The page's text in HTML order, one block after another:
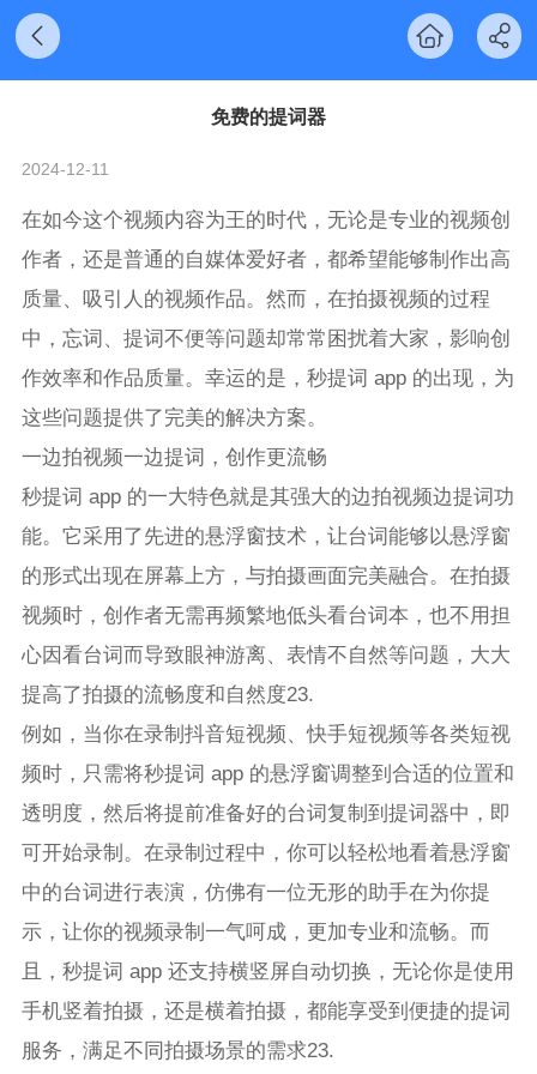
免费的提词器
2024-12-11
在如今这个视频内容为王的时代，无论是专业的视频创
作者，还是普通的自媒体爱好者，都希望能够制作出高
质量、吸引人的视频作品。然而，在拍摄视频的过程
中，忘词、提词不便等问题却常常困扰着大家，影响创
作效率和作品质量。幸运的是，秒提词 app 的出现，为
这些问题提供了完美的解决方案。
一边拍视频一边提词，创作更流畅
秒提词 app 的一大特色就是其强大的边拍视频边提词功
能。它采用了先进的悬浮窗技术，让台词能够以悬浮窗
的形式出现在屏幕上方，与拍摄画面完美融合。在拍摄
视频时，创作者无需再频繁地低头看台词本，也不用担
心因看台词而导致眼神游离、表情不自然等问题，大大
提高了拍摄的流畅度和自然度23.
例如，当你在录制抖音短视频、快手短视频等各类短视
频时，只需将秒提词 app 的悬浮窗调整到合适的位置和
透明度，然后将提前准备好的台词复制到提词器中，即
可开始录制。在录制过程中，你可以轻松地看着悬浮窗
中的台词进行表演，仿佛有一位无形的助手在为你提
示，让你的视频录制一气呵成，更加专业和流畅。而
且，秒提词 app 还支持横竖屏自动切换，无论你是使用
手机竖着拍摄，还是横着拍摄，都能享受到便捷的提词
服务，满足不同拍摄场景的需求23.